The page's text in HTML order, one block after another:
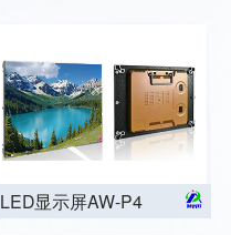
LED显示屏AW-P4